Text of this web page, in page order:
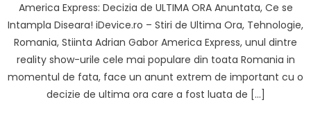
America Express: Decizia de ULTIMA ORA Anuntata, Ce se
Intampla Diseara! iDevice.ro – Stiri de Ultima Ora, Tehnologie,
Romania, Stiinta Adrian Gabor America Express, unul dintre
reality show-urile cele mai populare din toata Romania in
momentul de fata, face un anunt extrem de important cu o
decizie de ultima ora care a fost luata de […]